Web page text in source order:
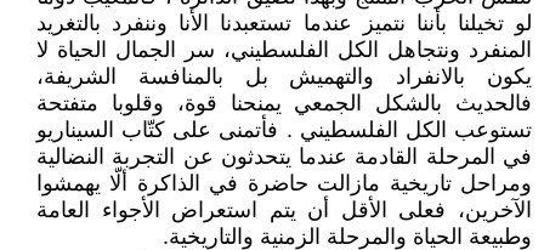
لو تخيلنا بأننا نتميز عندما تستعبدنا الأنا وننفرد بالتغريد
المنفرد ونتجاهل الكل الفلسطيني، سر الجمال الحياة لا
يكون بالانفراد والتهميش بل بالمنافسة الشريفة،
فالحديث بالشكل الجمعي يمنحنا قوة، وقلوبا متفتحة
تستوعب الكل الفلسطيني . فأتمنى على كتّاب السيناريو
في المرحلة القادمة عندما يتحدثون عن التجربة النضالية
ومراحل تاريخية مازالت حاضرة في الذاكرة ألّا يهمشوا
الآخرين، فعلى الأقل أن يتم استعراض الأجواء العامة
وطبيعة الحياة والمرحلة الزمنية والتاريخية.